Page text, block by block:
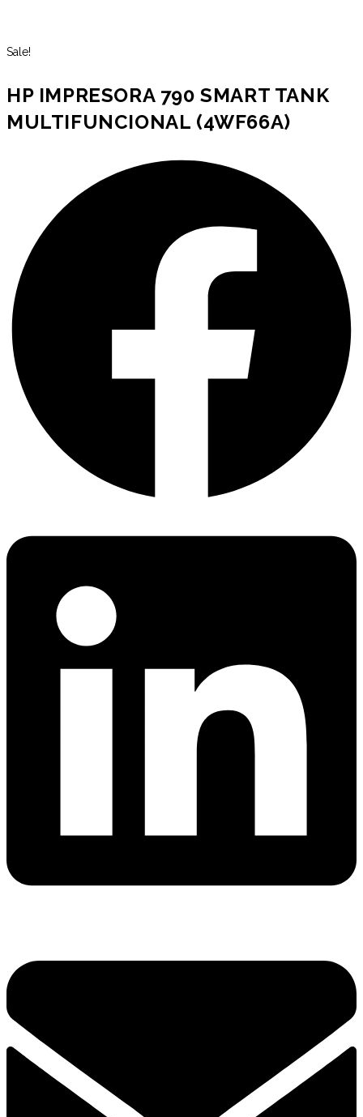
Sale!
HP IMPRESORA 790 SMART TANK
MULTIFUNCIONAL (4WF66A)